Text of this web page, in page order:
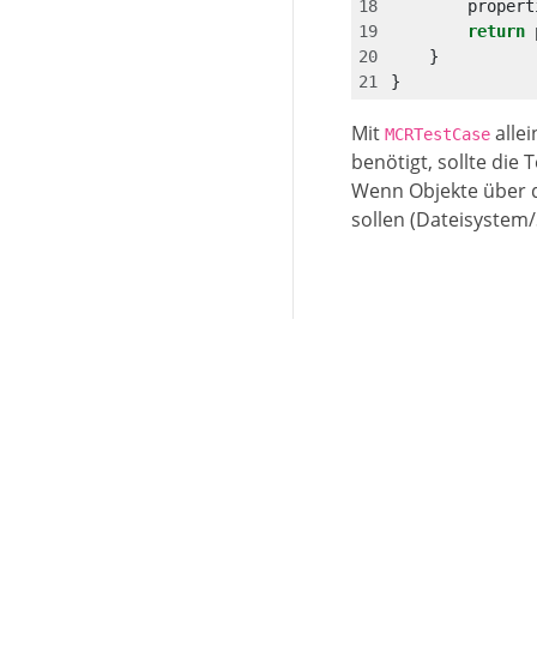
18
19
20
return
}
}
Mit MCRTestCase
benötigt, sollte die
Wenn Objekte über
sollen